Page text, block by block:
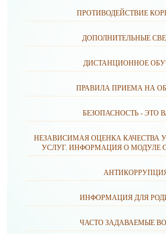
ПРОТИВОДЕЙСТВИЕ
ДОПОЛНИТЕЛЬНЫЕ
ДИСТАНЦИОННОЕ
ПРАВИЛА ПРИЕМА НА
БЕЗОПАСНОСТЬ - ЭТО
НЕЗАВИСИМАЯ ОЦЕНКА КАЧЕСТВА
УСЛУГ. ИНФОРМАЦИЯ О МОДУЛЕ
ИНФОРМАЦИЯ ДЛЯ
ЧАСТО ЗАДАВАЕМЫЕ